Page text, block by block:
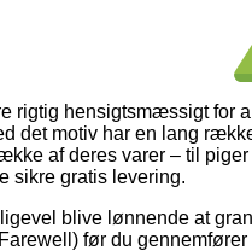
rigtig hensigtsmæssigt for
det motiv har en lang
af deres varer – til
sikre gratis levering.
blive lønnende at
før du